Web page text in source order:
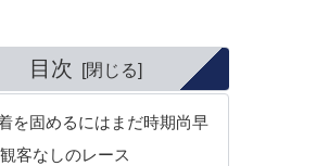
目次
を固めるにはまだ時期尚早
観客なしのレース